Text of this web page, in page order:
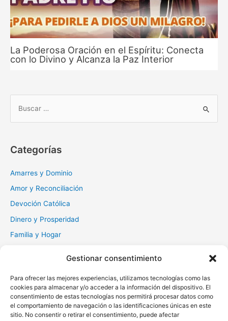
Gestionar consentimiento
Para ofrecer las mejores experiencias, utilizamos tecnologías como las
cookies para almacenar y/o acceder a la información del dispositivo. El
consentimiento de estas tecnologías nos permitirá procesar datos como
el comportamiento de navegación o las identificaciones únicas en este
sitio. No consentir o retirar el consentimiento, puede afectar
La Poderosa Oración en el Espíritu: Conecta
con lo Divino y Alcanza la Paz Interior
a
r
Categorías
Amarres y Dominio
Amor y Reconciliación
Devoción Católica
Dinero y Prosperidad
Familia y Hogar
Muerte y Difuntos
Oraciones Diarias
Otras